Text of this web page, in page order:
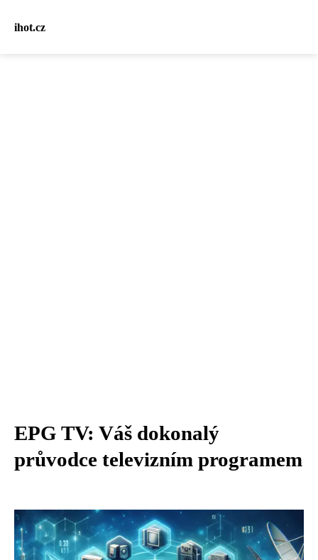
ihot.cz
EPG TV: Váš dokonalý
průvodce televizním programem